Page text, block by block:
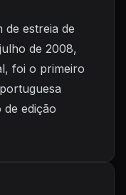
de estreia de
de 2008,
foi o primeiro
edição